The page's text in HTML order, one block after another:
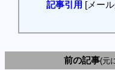
記事引用 [メー
前の記事(元